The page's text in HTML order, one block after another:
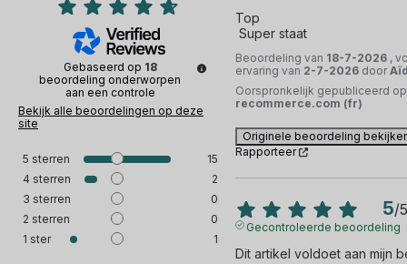
Gebaseerd op 18
beoordeling onderworpen
aan een controle
Bekijk alle beoordelingen op deze
site
5 sterren
15
4 sterren
2
3 sterren
0
2 sterren
0
1 ster 1
Top
Super staat
Beoordeling van 18-7-2026 ,
ervaring van 2-7-2026 door
Oorspronkelijk gepubliceerd op
recommerce.com (fr)
Originele beoordeling
Rapporteer
5/5
Gecontroleerde beoordeling
Dit artikel voldoet aan mijn